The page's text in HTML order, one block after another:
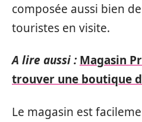
composée aussi bien
touristes en visite.
A lire aussi : Magasin
trouver une boutique
Le magasin est